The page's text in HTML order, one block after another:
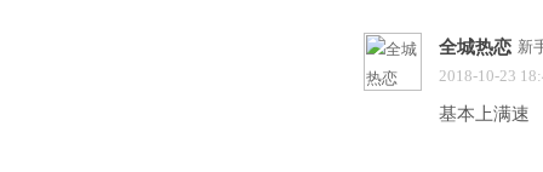
全城热恋 新
2018-10-23
基本上满速